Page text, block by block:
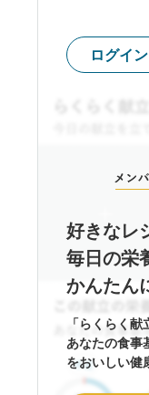
ログイン
好きなレ
毎日の栄
かんたん
「らくらく
あなたの食事
をおいしい健